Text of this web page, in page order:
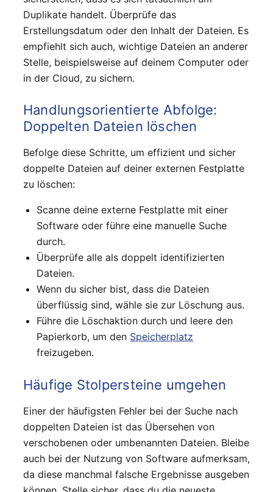
Duplikate handelt. Überprüfe das
Erstellungsdatum oder den Inhalt der Dateien. Es
empfiehlt sich auch, wichtige Dateien an anderer
Stelle, beispielsweise auf deinem Computer oder
in der Cloud, zu sichern.
Handlungsorientierte Abfolge:
Doppelten Dateien löschen
Befolge diese Schritte, um effizient und sicher
doppelte Dateien auf deiner externen Festplatte
zu löschen:
Scanne deine externe Festplatte mit einer
Software oder führe eine manuelle Suche
durch.
Überprüfe alle als doppelt identifizierten
Dateien.
Wenn du sicher bist, dass die Dateien
überflüssig sind, wähle sie zur Löschung aus.
Führe die Löschaktion durch und leere den
Papierkorb, um den Speicherplatz
freizugeben.
Häufige Stolpersteine umgehen
Einer der häufigsten Fehler bei der Suche nach
doppelten Dateien ist das Übersehen von
verschobenen oder umbenannten Dateien. Bleibe
auch bei der Nutzung von Software aufmerksam,
da diese manchmal falsche Ergebnisse ausgeben